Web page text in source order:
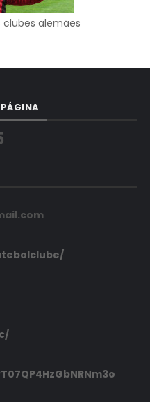
clubes alemães